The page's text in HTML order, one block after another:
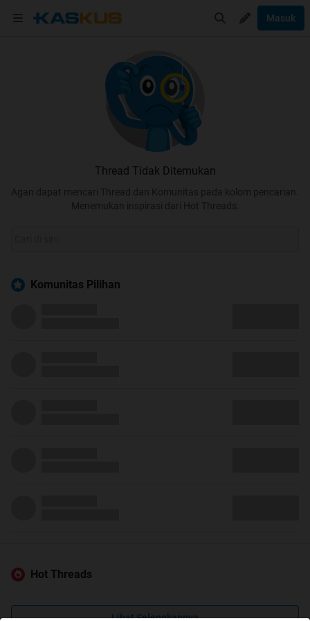
Masuk
Thread Tidak Ditemukan
Agan dapat mencari Thread dan Komunitas pada kolom pencarian.
Menemukan inspirasi dari Hot Threads.
Komunitas Pilihan
Hot Threads
Lihat Selengkapnya